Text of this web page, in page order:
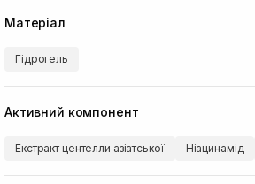
Матеріал
Гідрогель
Активний компонент
Екстракт центелли азіатської Ніацинамід